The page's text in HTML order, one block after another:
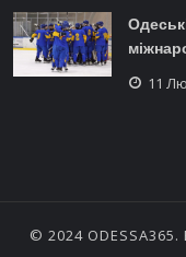
11
© 2024